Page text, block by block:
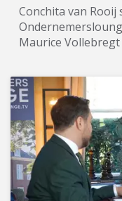
Conchita van Rooij
Maurice
Top-advocaat
gelijknamige
is al jaren een van
advocaten op het
familierecht. Zij
huwelijk (of
Van Rooij is
ervaring, maar zij
vermogen